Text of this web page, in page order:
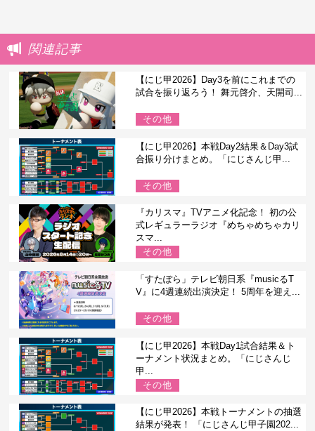
関連記事
【にじ甲2026】Day3を前にこれまでの
試合を振り返ろう！ 舞元啓介、天開司...
その他
【にじ甲2026】本戦Day2結果＆Day3試
合振り分けまとめ。「にじさんじ甲...
その他
『カリスマ』TVアニメ化記念！ 初の公
式レギュラーラジオ『めちゃめちゃカリ
スマ...
その他
「すたぽら」テレビ朝日系『musicるT
V』に4週連続出演決定！ 5周年を迎え...
その他
【にじ甲2026】本戦Day1試合結果＆ト
ーナメント状況まとめ。「にじさんじ
甲...
その他
【にじ甲2026】本戦トーナメントの抽選
結果が発表！ 「にじさんじ甲子園202...